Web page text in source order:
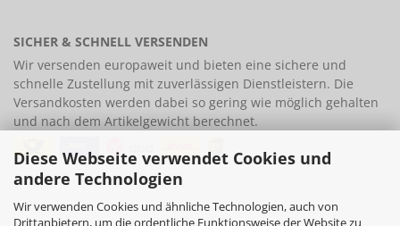
Diese Webseite verwendet Cookies und
andere Technologien
Wir verwenden Cookies und ähnliche Technologien, auch von
Drittanbietern, um die ordentliche Funktionsweise der Website zu
SICHER & SCHNELL VERSENDEN
Wir versenden europaweit und bieten eine sichere und
schnelle Zustellung mit zuverlässigen Dienstleistern. Die
Versandkosten werden dabei so gering wie möglich gehalten
und nach dem Artikelgewicht berechnet.